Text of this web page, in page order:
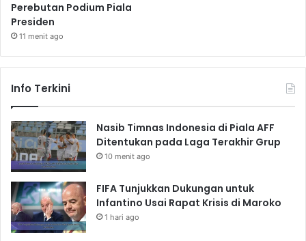
Perebutan Podium Piala
Presiden
11 menit ago
Info Terkini
Nasib Timnas Indonesia di Piala AFF
Ditentukan pada Laga Terakhir Grup
10 menit ago
FIFA Tunjukkan Dukungan untuk
Infantino Usai Rapat Krisis di Maroko
1 hari ago